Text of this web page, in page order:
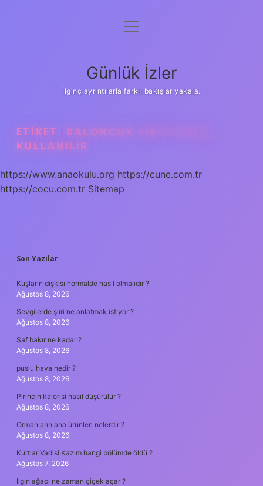
Anasayfa
Yasal Uyarı
menüyü
Günlük İzler
İlginç ayrıntılarla farklı bakışlar yakala.
ETIKET: BALONCUK LIKITI NASIL
KULLANILIR
https://www.anaokulu.org https://cune.com.tr
https://cocu.com.tr Sitemap
SIDEBAR
Son Yazılar
Kuşların dışkısı normalde nasıl olmalıdır ?
Ağustos 8, 2026
Sevgilerde şiiri ne anlatmak istiyor ?
Ağustos 8, 2026
Saf bakır ne kadar ?
Ağustos 8, 2026
puslu hava nedir ?
Ağustos 8, 2026
Pirincin kalorisi nasıl düşürülür ?
Ağustos 8, 2026
Ormanların ana ürünleri nelerdir ?
Ağustos 8, 2026
Kurtlar Vadisi Kazım hangi bölümde öldü ?
Ağustos 7, 2026
Ilgın ağacı ne zaman çiçek açar ?